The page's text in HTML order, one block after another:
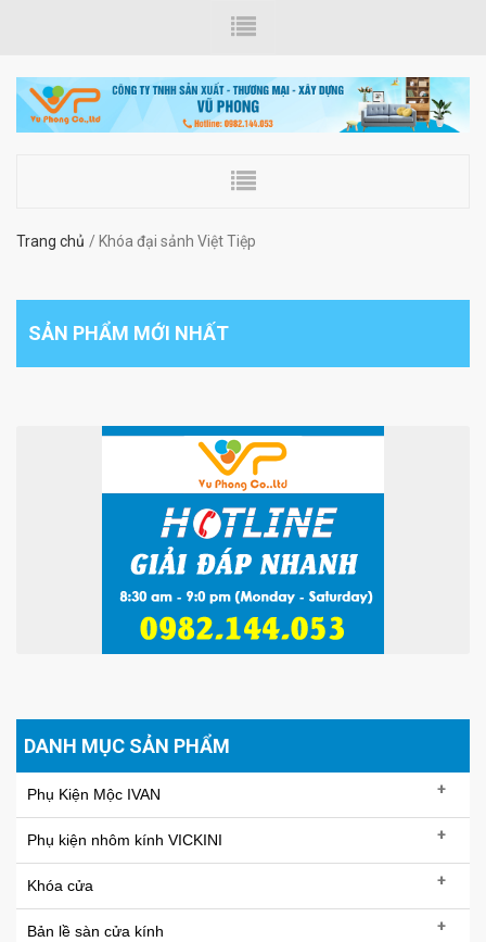
Trang chủ Khóa đại sảnh Việt Tiệp
SẢN PHẨM MỚI NHẤT
DANH MỤC SẢN PHẨM
Phụ Kiện Mộc IVAN +
Phụ kiện nhôm kính VICKINI +
Khóa cửa +
Bản lề sàn cửa kính +